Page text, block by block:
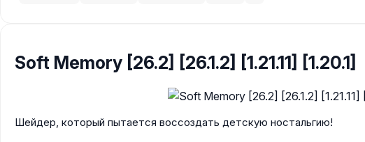
Soft Memory [26.2] [26.1.2] [1.21.11] [1.20.1]
Шейдер, который пытается воссоздать детскую ностальгию!